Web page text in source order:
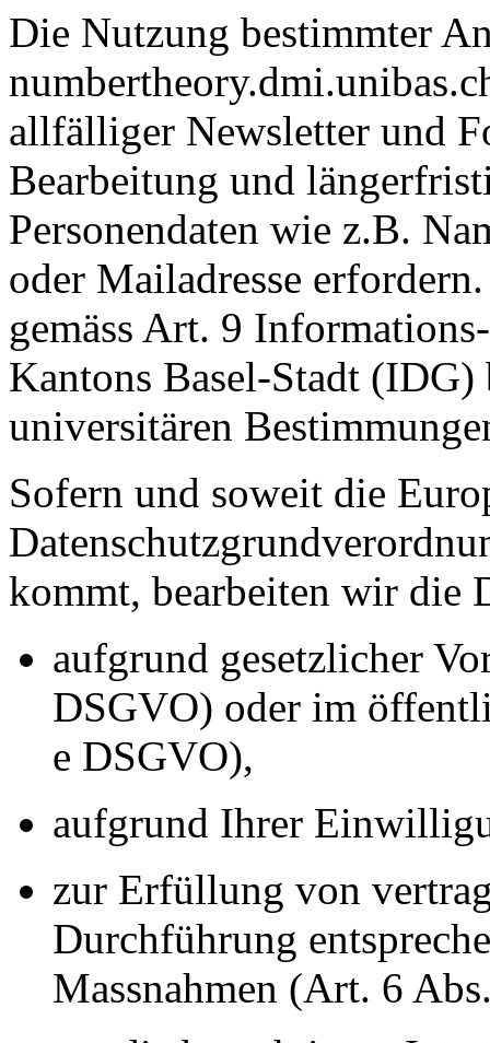
Die Nutzung bestimmter
allfälliger Newsletter und
Bearbeitung und
Personendaten wie z.B.
oder Mailadresse
gemäss Art. 9
Kantons Basel-Stadt (IDG)
universitären
Sofern und soweit die
kommt, bearbeiten wir die
aufgrund gesetzlicher
DSGVO) oder im
e DSGVO),
aufgrund Ihrer
zur Erfüllung von
Durchführung
Massnahmen (Art. 6